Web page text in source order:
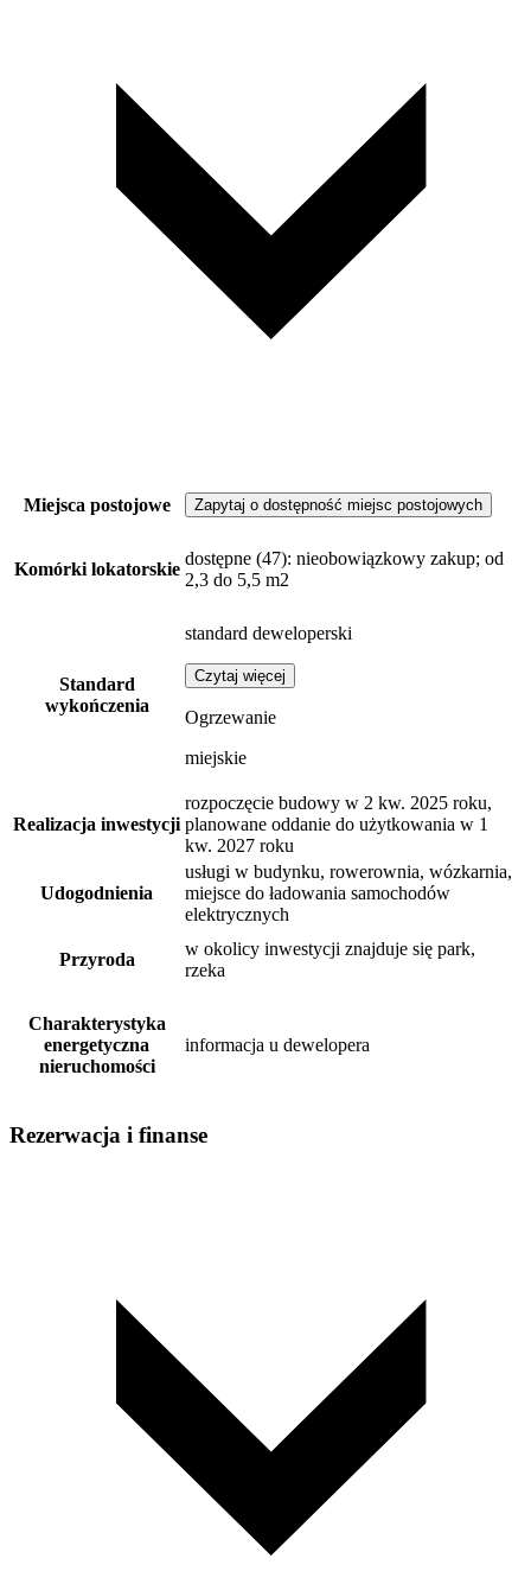
Miejsca postojowe Zapytaj o dostępność miejsc postojowych
Komórki lokatorskie
dostępne (47): nieobowiązkowy zakup; od
2,3 do 5,5 m2
Standard
wykończenia
standard deweloperski
Czytaj więcej
Ogrzewanie
miejskie
Realizacja inwestycji
rozpoczęcie budowy w 2 kw. 2025 roku,
planowane oddanie do użytkowania w 1
kw. 2027 roku
Udogodnienia
usługi w budynku, rowerownia, wózkarnia,
miejsce do ładowania samochodów
elektrycznych
Przyroda
w okolicy inwestycji znajduje się park,
rzeka
Charakterystyka
energetyczna
nieruchomości
informacja u dewelopera
Rezerwacja i finanse